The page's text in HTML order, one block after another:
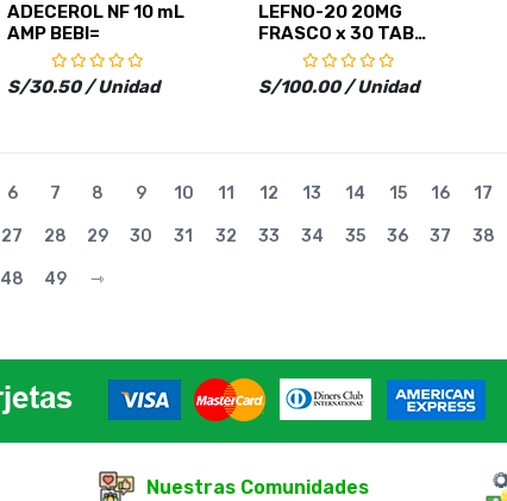
ADECEROL NF 10 mL
AMP BEBI=
S/30.50 / Unidad
LEFNO-20 20MG
FRASCO x 30 TAB
S/100.00 / Unidad
6 7 8 9 10 11 12 13 14 15 16 17
27 28 29 30 31 32 33 34 35 36 37 38
48 49 ⇾
Nuestras Comunidades